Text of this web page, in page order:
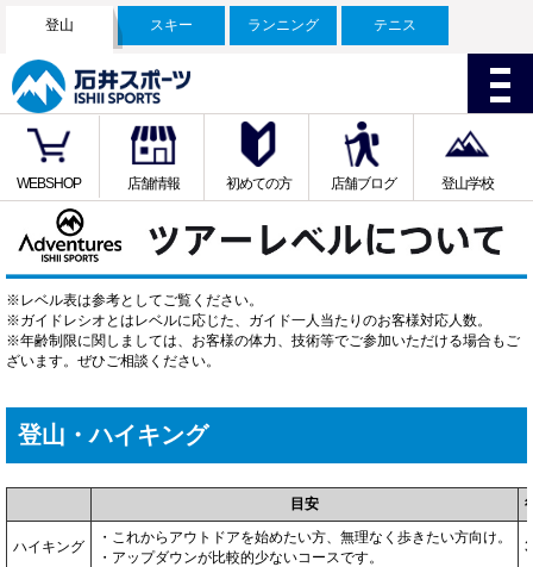
登山 スキー ランニング テニス
WEBSHOP 店舗情報 初めての方 店舗ブログ 登山学校
※レベル表は参考としてご覧ください。
※ガイドレシオとはレベルに応じた、ガイド一人当たりのお客様対応人数。
※年齢制限に関しましては、お客様の体力、技術等でご参加いただける場合もご
ざいます。ぜひご相談ください。
登山・ハイキング
目安
ハイキング
・これからアウトドアを始めたい方、無理なく歩きたい方向け。
・アップダウンが比較的少ないコースです。